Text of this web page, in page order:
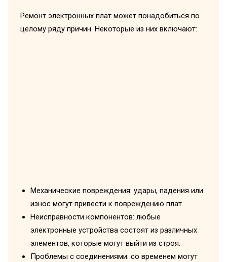
Ремонт электронных плат может понадобиться по
целому ряду причин. Некоторые из них включают:
Механические повреждения: удары, падения или
износ могут привести к повреждению плат.
Неисправности компонентов: любые
электронные устройства состоят из различных
элементов, которые могут выйти из строя.
Проблемы с соединениями: со временем могут